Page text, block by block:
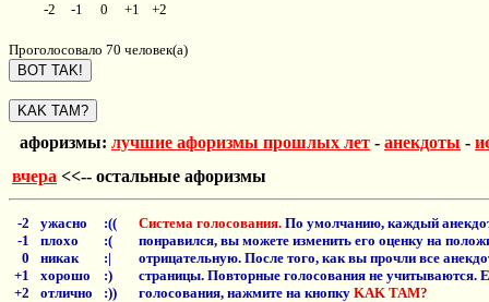
-2 -1 0 +1 +2
Проголосовало 70 человек(а)
афоризмы: лучшие афоризмы прошлых лет - анекдоты -
вчера <<-- остальные афоризмы
-2
-1
0
+1
+2
ужасно
плохо
никак
хорошо
отлично
:((
:(
:|
:)
:))
Система голосования. По умолчанию, каждый
понравился, вы можете изменить его оценку на
отрицательную. После того, как вы прочли все
страницы. Повторные голосования не учитываются.
голосования, нажмите на кнопку KAK TAM?